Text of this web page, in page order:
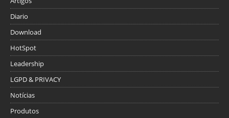
Diario
Download
HotSpot
Leadership
LGPD & PRIVACY
Notícias
Produtos